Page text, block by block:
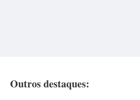
Outros destaques: